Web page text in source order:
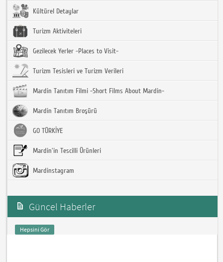
Kültürel Detaylar
Turizm Aktiviteleri
Gezilecek Yerler -Places to Visit-
Turizm Tesisleri ve Turizm Verileri
Mardin Tanıtım Filmi -Short Films About Mardin-
Mardin Tanıtım Broşürü
GO TÜRKİYE
Mardin'in Tescilli Ürünleri
Mardinstagram
Güncel Haberler
Hepsini Gör